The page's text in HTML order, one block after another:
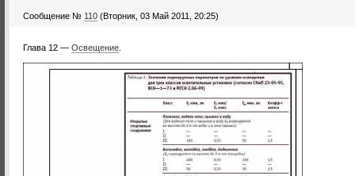
Сообщение № 110 (Вторник, 03 Май 2011, 20:25)
Глава 12 — Освещение